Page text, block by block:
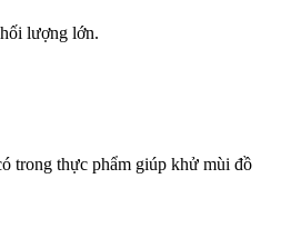
lượng lớn.
trong thực phẩm giúp khử mùi đồ